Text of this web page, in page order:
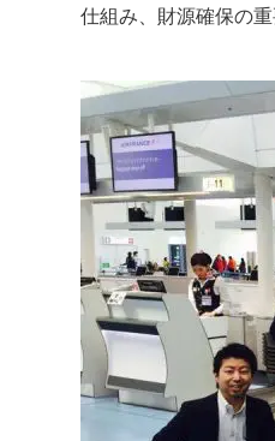
仕組み、財源確保の